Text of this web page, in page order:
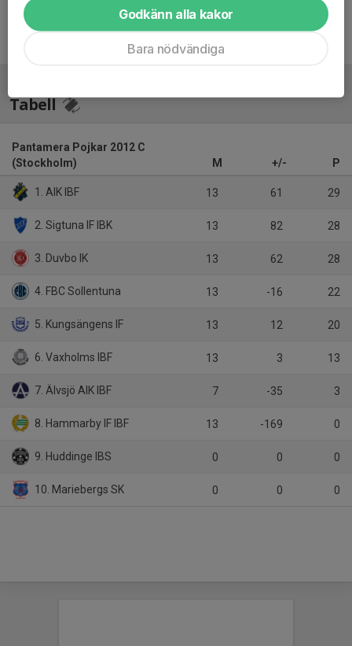
Inget referat skrivet
Tabell
Pantamera Pojkar 2012 C
(Stockholm)
M +/- P
1. AIK IBF 13 61 29
2. Sigtuna IF IBK 13 82 28
3. Duvbo IK 13 62 28
4. FBC Sollentuna 13 -16 22
5. Kungsängens IF 13 12 20
6. Vaxholms IBF 13 3 13
7. Älvsjö AIK IBF 7 -35 3
8. Hammarby IF IBF 13 -169 0
9. Huddinge IBS 0 0 0
10. Mariebergs SK 0 0 0
Godkänn alla kakor
Bara nödvändiga